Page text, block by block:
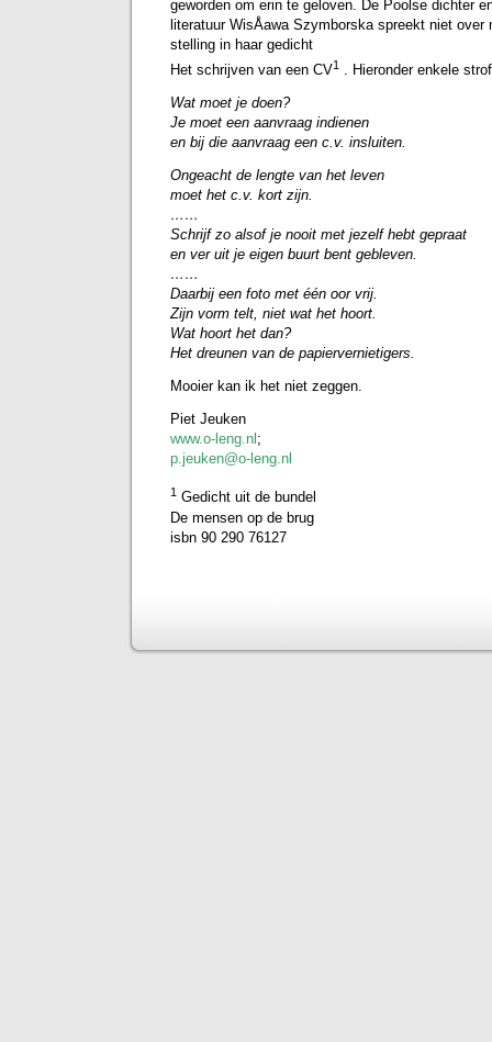
geworden om erin te geloven. De Poolse dichter
literatuur WisÅawa Szymborska spreekt niet
stelling in haar gedicht
Het schrijven van een CV1 . Hieronder enkele
Wat moet je doen?
Je moet een aanvraag indienen
en bij die aanvraag een c.v. insluiten.
Ongeacht de lengte van het leven
moet het c.v. kort zijn.
……
Schrijf zo alsof je nooit met jezelf hebt gepraat
en ver uit je eigen buurt bent gebleven.
……
Daarbij een foto met één oor vrij.
Zijn vorm telt, niet wat het hoort.
Wat hoort het dan?
Het dreunen van de papiervernietigers.
Mooier kan ik het niet zeggen.
Piet Jeuken
www.o-leng.nl ;
p.jeuken@o-leng.nl
1 Gedicht uit de bundel
De mensen op de brug
isbn 90 290 76127